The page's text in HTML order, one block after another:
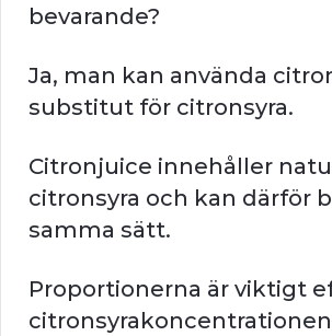
bevarande?
Ja, man kan använda
substitut för citronsyra.
Citronjuice innehåller
citronsyra och kan därför
samma sätt.
Proportionerna är viktigt